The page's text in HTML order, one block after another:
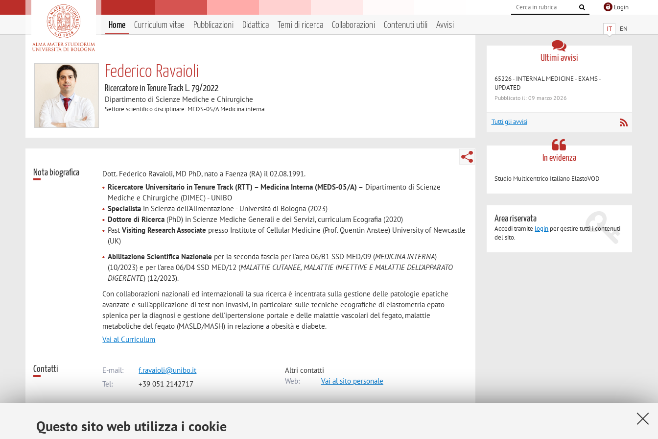
Questo sito web utilizza i cookie
Login
IT EN
Home Curriculum vitae Pubblicazioni Didattica Temi di ricerca Collaborazioni Contenuti utili Avvisi
Federico Ravaioli
Ricercatore in Tenure Track L. 79/2022
Dipartimento di Scienze Mediche e Chirurgiche
Settore scientifico disciplinare: MEDS-05/A Medicina interna
Nota biografica
Dott. Federico Ravaioli, MD PhD, nato a Faenza (RA) il 02.08.1991.
Ricercatore Universitario in Tenure Track (RTT) – Medicina Interna (MEDS-05/A) – Dipartimento di Scienze
Mediche e Chirurgiche (DIMEC) - UNIBO
Specialista in Scienza dell'Alimentazione - Università di Bologna (2023)
Dottore di Ricerca (PhD) in Scienze Mediche Generali e dei Servizi, curriculum Ecografia (2020)
PastVisiting Research Associate presso Institute of Cellular Medicine (Prof. Quentin Anstee) University of Newcastle
(UK)
Abilitazione Scientifica Nazionale per la seconda fascia per l'area 06/B1 SSD MED/09 (MEDICINA INTERNA)
(10/2023) e per l'area 06/D4 SSD MED/12 (MALATTIE CUTANEE, MALATTIE INFETTIVE E MALATTIE DELL'APPARATO
DIGERENTE) (12/2023).
Con collaborazioni nazionali ed internazionali la sua ricerca è incentrata sulla gestione delle patologie epatiche
avanzate e sull'applicazione di test non invasivi, in particolare sulle tecniche ecografiche di elastometria epato-
splenica per la diagnosi e gestione dell'ipertensione portale e delle malattie vascolari del fegato, malattie
metaboliche del fegato (MASLD/MASH) in relazione a obesità e diabete.
Vai al Curriculum
Contatti E-mail:
f.ravaioli@unibo.it
Tel:
+39 051 2142717
Altri contatti
Web:
Vai al sito personale
Dipartimento di Scienze Mediche e Chirurgiche
Via Massarenti 9, Bologna -Vai alla mappa
Ultimi avvisi
65226 - INTERNAL MEDICINE - EXAMS -
UPDATED
Pubblicato il: 09 marzo 2026
Tutti gli avvisi
In evidenza
Studio Multicentrico Italiano ElastoVOD
Area riservata
Accedi tramite login per gestire tutti i contenuti
del sito.